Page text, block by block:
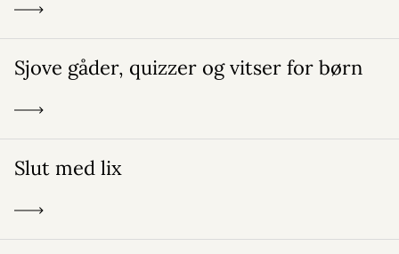
Sjove gåder, quizzer og vitser for børn
Slut med lix